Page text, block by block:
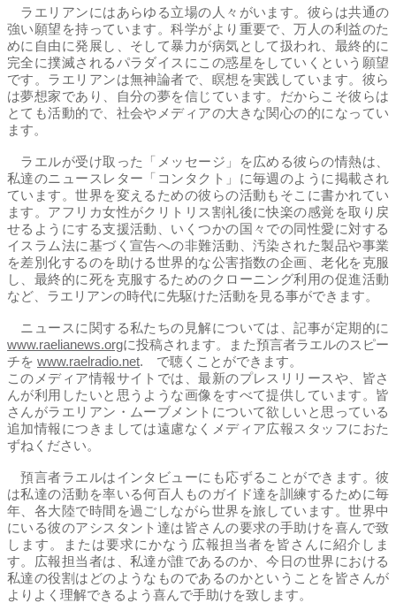
ラエリアンにはあらゆる立場の人々がいます。彼らは共通の
強い願望を持っています。科学がより重要で、万人の利益のた
めに自由に発展し、そして暴力が病気として扱われ、最終的に
完全に撲滅されるパラダイスにこの惑星をしていくという願望
です。ラエリアンは無神論者で、瞑想を実践しています。彼ら
は夢想家であり、自分の夢を信じています。だからこそ彼らは
とても活動的で、社会やメディアの大きな関心の的になってい
ます。
ラエルが受け取った「メッセージ」を広める彼らの情熱は、
私達のニュースレター「コンタクト」に毎週のように掲載され
ています。世界を変えるための彼らの活動もそこに書かれてい
ます。アフリカ女性がクリトリス割礼後に快楽の感覚を取り戻
せるようにする支援活動、いくつかの国々での同性愛に対する
イスラム法に基づく宣告への非難活動、汚染された製品や事業
を差別化するのを助ける世界的な公害指数の企画、老化を克服
し、最終的に死を克服するためのクローニング利用の促進活動
など、ラエリアンの時代に先駆けた活動を見る事ができます。
ニュースに関する私たちの見解については、記事が定期的に
www.raelianews.orgに投稿されます。また預言者ラエルのスピー
チを www.raelradio.net. で聴くことができます。
このメディア情報サイトでは、最新のプレスリリースや、皆さ
んが利用したいと思うような画像をすべて提供しています。皆
さんがラエリアン・ムーブメントについて欲しいと思っている
追加情報につきましては遠慮なくメディア広報スタッフにおた
ずねください。
預言者ラエルはインタビューにも応ずることができます。彼
は私達の活動を率いる何百人ものガイド達を訓練するために毎
年、各大陸で時間を過ごしながら世界を旅しています。世界中
にいる彼のアシスタント達は皆さんの要求の手助けを喜んで致
します。または要求にかなう広報担当者を皆さんに紹介しま
す。広報担当者は、私達が誰であるのか、今日の世界における
私達の役割はどのようなものであるのかということを皆さんが
よりよく理解できるよう喜んで手助けを致します。